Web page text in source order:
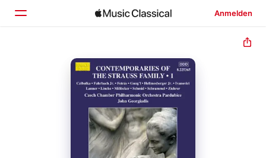
Anmelden
Startseite
Entdecken